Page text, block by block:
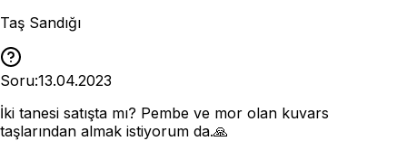
Taş Sandığı
Soru:13.04.2023
İki tanesi satışta mı? Pembe ve mor olan kuvars
taşlarından almak istiyorum da.🙏